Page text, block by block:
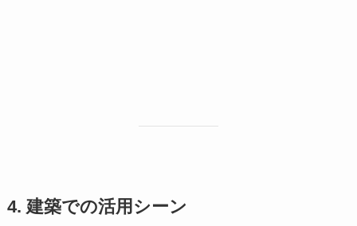
4. 建築での活用シーン